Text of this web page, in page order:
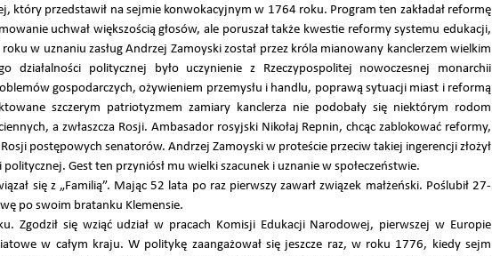
który przedstawił na sejmie konwokacyjnym w 1764 roku. Program ten zakładał reformę
uchwał większością głosów, ale poruszał także kwestie reformy systemu edukacji,
w uznaniu zasług Andrzej Zamoyski został przez króla mianowany kanclerzem wielkim
działalności politycznej było uczynienie z Rzeczypospolitej nowoczesnej monarchii
gospodarczych, ożywieniem przemysłu i handlu, poprawą sytuacji miast i reformą
szczerym patriotyzmem zamiary kanclerza nie podobały się niektórym rodom
a zwłaszcza Rosji. Ambasador rosyjski Nikołaj Repnin, chcąc zablokować reformy,
postępowych senatorów. Andrzej Zamoyski w proteście przeciw takiej ingerencji złożył
Gest ten przyniósł mu wielki szacunek i uznanie w społeczeństwie.
się z „Familią”. Mając 52 lata po raz pierwszy zawarł związek małżeński. Poślubił 27-
po swoim bratanku Klemensie.
Zgodził się wziąć udział w pracach Komisji Edukacji Narodowej, pierwszej w Europie
w całym kraju. W politykę zaangażował się jeszcze raz, w roku 1776, kiedy sejm